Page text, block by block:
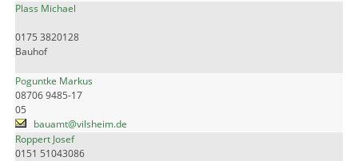
Plass Michael
0175 3820128
Bauhof
Poguntke Markus
08706 9485-17
05
bauamt@vilsheim.de
Roppert Josef
0151 51043086